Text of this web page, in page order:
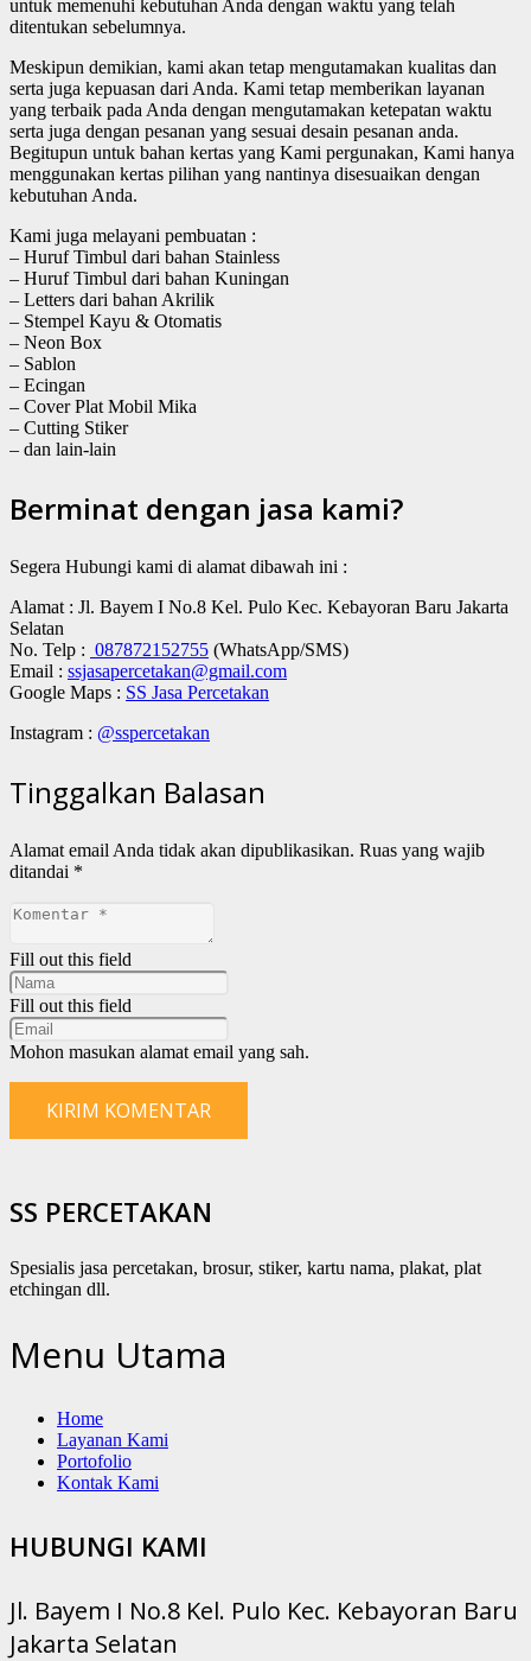
untuk memenuhi kebutuhan Anda dengan waktu yang telah
ditentukan sebelumnya.
Meskipun demikian, kami akan tetap mengutamakan kualitas dan
serta juga kepuasan dari Anda. Kami tetap memberikan layanan
yang terbaik pada Anda dengan mengutamakan ketepatan waktu
serta juga dengan pesanan yang sesuai desain pesanan anda.
Begitupun untuk bahan kertas yang Kami pergunakan, Kami hanya
menggunakan kertas pilihan yang nantinya disesuaikan dengan
kebutuhan Anda.
Kami juga melayani pembuatan :
– Huruf Timbul dari bahan Stainless
– Huruf Timbul dari bahan Kuningan
– Letters dari bahan Akrilik
– Stempel Kayu & Otomatis
– Neon Box
– Sablon
– Ecingan
– Cover Plat Mobil Mika
– Cutting Stiker
– dan lain-lain
Berminat dengan jasa kami?
Segera Hubungi kami di alamat dibawah ini :
Alamat : Jl. Bayem I No.8 Kel. Pulo Kec. Kebayoran Baru Jakarta
Selatan
No. Telp : 087872152755 (WhatsApp/SMS)
Email : ssjasapercetakan@gmail.com
Google Maps : SS Jasa Percetakan
Instagram : @sspercetakan
Tinggalkan Balasan
Alamat email Anda tidak akan dipublikasikan. Ruas yang wajib
ditandai *
Fill out this field
Fill out this field
Mohon masukan alamat email yang sah.
KIRIM KOMENTAR
SS PERCETAKAN
Spesialis jasa percetakan, brosur, stiker, kartu nama, plakat, plat
etchingan dll.
Menu Utama
Home
Layanan Kami
Portofolio
Kontak Kami
HUBUNGI KAMI
Jl. Bayem I No.8 Kel. Pulo Kec. Kebayoran Baru
Jakarta Selatan